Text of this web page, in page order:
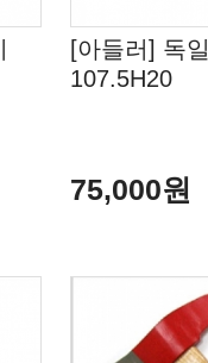
[아들러] 독
107.5H20
75,000원